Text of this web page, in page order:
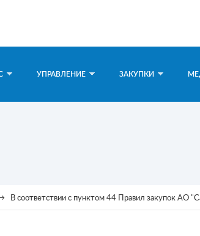
УПРАВЛЕНИЕ ЗАКУПКИ
В соответствии с пунктом 44 Правил закупок АО "Самрук-Казына" ТОО "Казатомпром-SaUran" представляет проект тендерной документации о закупе работ "Услуги